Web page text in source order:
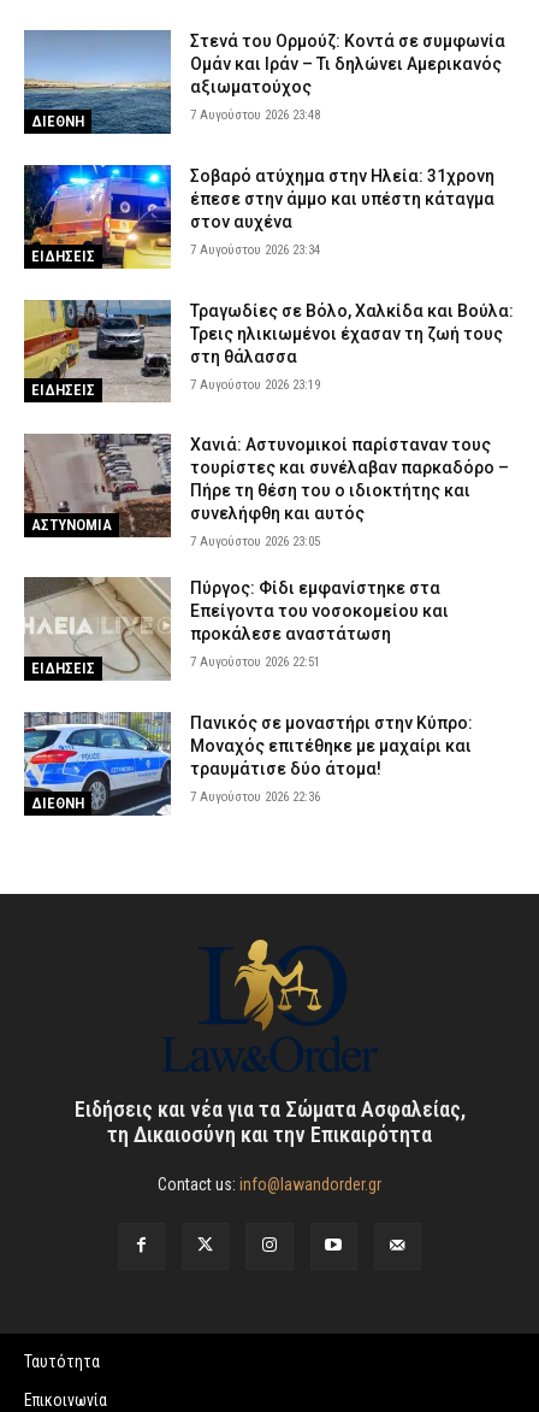
ΔΙΕΘΝΗ
Στενά του Ορμούζ: Κοντά σε συμφωνία
Ομάν και Ιράν – Τι δηλώνει Αμερικανός
αξιωματούχος
7 Αυγούστου 2026 23:48
ΕΙΔΗΣΕΙΣ
Σοβαρό ατύχημα στην Ηλεία: 31χρονη
έπεσε στην άμμο και υπέστη κάταγμα
στον αυχένα
7 Αυγούστου 2026 23:34
ΕΙΔΗΣΕΙΣ
Τραγωδίες σε Βόλο, Χαλκίδα και Βούλα:
Τρεις ηλικιωμένοι έχασαν τη ζωή τους
στη θάλασσα
7 Αυγούστου 2026 23:19
ΑΣΤΥΝΟΜΙΑ
Χανιά: Αστυνομικοί παρίσταναν τους
τουρίστες και συνέλαβαν παρκαδόρο –
Πήρε τη θέση του ο ιδιοκτήτης και
συνελήφθη και αυτός
7 Αυγούστου 2026 23:05
ΕΙΔΗΣΕΙΣ
Πύργος: Φίδι εμφανίστηκε στα
Επείγοντα του νοσοκομείου και
προκάλεσε αναστάτωση
7 Αυγούστου 2026 22:51
ΔΙΕΘΝΗ
Πανικός σε μοναστήρι στην Κύπρο:
Μοναχός επιτέθηκε με μαχαίρι και
τραυμάτισε δύο άτομα!
7 Αυγούστου 2026 22:36
Ειδήσεις και νέα για τα Σώματα Ασφαλείας,
τη Δικαιοσύνη και την Επικαιρότητα
Contact us: info@lawandorder.gr
Ταυτότητα
Επικοινωνία